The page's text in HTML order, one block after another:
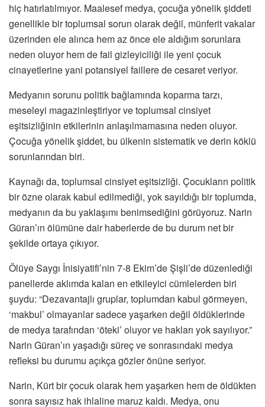
hiç hatırlatılmıyor. Maalesef medya, çocuğa yönelik şiddeti
genellikle bir toplumsal sorun olarak değil, münferit vakalar
üzerinden ele alınca hem az önce ele aldığım sorunlara
neden oluyor hem de fail gizleyiciliği ile yeni çocuk
cinayetlerine yani potansiyel faillere de cesaret veriyor.
Medyanın sorunu politik bağlamında koparma tarzı,
meseleyi magazinleştiriyor ve toplumsal cinsiyet
eşitsizliğinin etkilerinin anlaşılmamasına neden oluyor.
Çocuğa yönelik şiddet, bu ülkenin sistematik ve derin köklü
sorunlarından biri.
Kaynağı da, toplumsal cinsiyet eşitsizliği. Çocukların politik
bir özne olarak kabul edilmediği, yok sayıldığı bir toplumda,
medyanın da bu yaklaşımı benimsediğini görüyoruz. Narin
Güran’ın ölümüne dair haberlerde de bu durum net bir
şekilde ortaya çıkıyor.
Ölüye Saygı İnisiyatifi’nin 7-8 Ekim’de Şişli’de düzenlediği
panellerde aklımda kalan en etkileyici cümlelerden biri
şuydu: “Dezavantajlı gruplar, toplumdan kabul görmeyen,
‘makbul’ olmayanlar sadece yaşarken değil öldüklerinde
de medya tarafından ‘öteki’ oluyor ve hakları yok sayılıyor.”
Narin Güran’ın yaşadığı süreç ve sonrasındaki medya
refleksi bu durumu açıkça gözler önüne seriyor.
Narin, Kürt bir çocuk olarak hem yaşarken hem de öldükten
sonra sayısız hak ihlaline maruz kaldı. Medya, onu